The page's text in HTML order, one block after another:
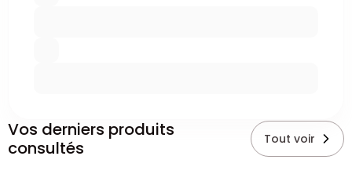
Vos derniers produits
consultés
Tout voir